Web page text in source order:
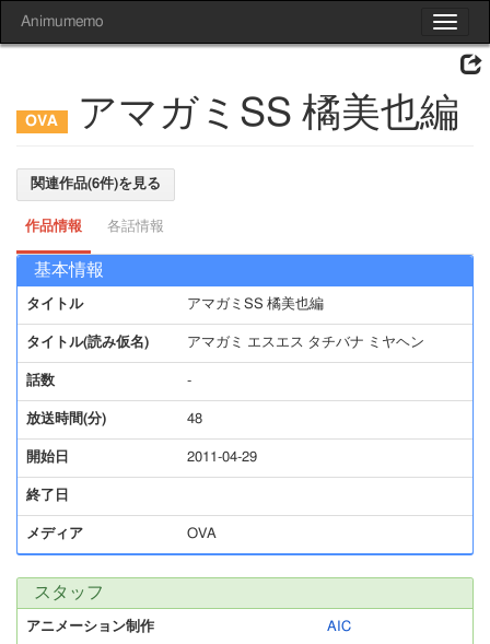
Toggle
Animumemo
アマガミSS 橘美也編
関連作品(6件)を見る
作品情報 各話情報
基本情報
タイトル アマガミSS 橘美也編
タイトル(読み仮名) アマガミ エスエス タチバナ ミヤヘン
話数 -
放送時間(分) 48
開始日 2011-04-29
終了日
メディア OVA
スタッフ
アニメーション制作 AIC